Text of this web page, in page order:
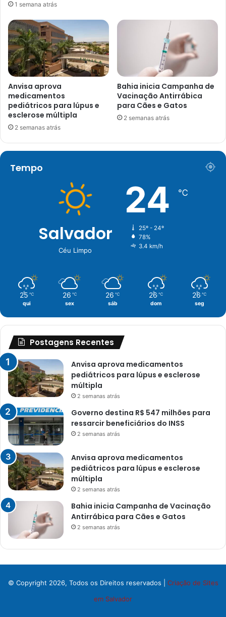
1 semana atrás
Anvisa aprova
medicamentos
pediátricos para lúpus e
esclerose múltipla
2 semanas atrás
Bahia inicia Campanha de
Vacinação Antirrábica
para Cães e Gatos
2 semanas atrás
Tempo
Salvador
Céu Limpo
24 ℃
25º - 24º
78%
3.4 km/h
25 ℃
qui
26 ℃
sex
26 ℃
sáb
26 ℃
dom
26 ℃
seg
Postagens Recentes
Anvisa aprova medicamentos
pediátricos para lúpus e esclerose
múltipla
2 semanas atrás
Governo destina R$ 547 milhões para
ressarcir beneficiários do INSS
2 semanas atrás
Anvisa aprova medicamentos
pediátricos para lúpus e esclerose
múltipla
2 semanas atrás
Bahia inicia Campanha de Vacinação
Antirrábica para Cães e Gatos
2 semanas atrás
© Copyright 2026, Todos os Direitos reservados | Criação de Sites
em Salvador